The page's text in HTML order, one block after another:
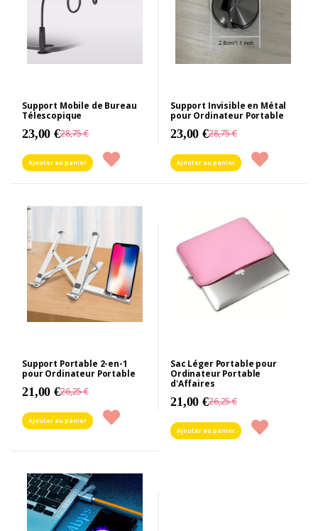
Support Mobile de Bureau
Télescopique
23,00 €28,75 €
Ajouter au panier
Support Invisible en Métal
pour Ordinateur Portable
23,00 €28,75 €
Ajouter au panier
Support Portable 2-en-1
pour Ordinateur Portable
21,00 €26,25 €
Ajouter au panier
Sac Léger Portable pour
Ordinateur Portable
d'Affaires
21,00 €26,25 €
Ajouter au panier